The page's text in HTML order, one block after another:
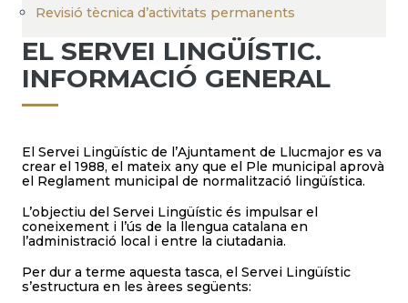
Revisió tècnica d’activitats permanents
EL SERVEI LINGÜÍSTIC.
INFORMACIÓ GENERAL
El Servei Lingüístic de l’Ajuntament de Llucmajor es va
crear el 1988, el mateix any que el Ple municipal aprovà
el Reglament municipal de normalització lingüística.
L’objectiu del Servei Lingüístic és impulsar el
coneixement i l’ús de la llengua catalana en
l’administració local i entre la ciutadania.
Per dur a terme aquesta tasca, el Servei Lingüístic
s’estructura en les àrees següents: